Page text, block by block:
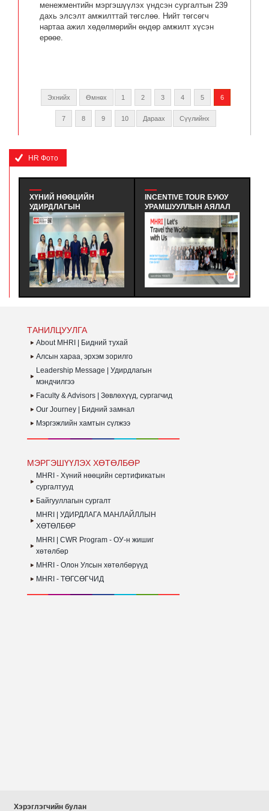
менежментийн мэргэшүүлэх үндсэн сургалтын 239
дахь элсэлт амжилттай төгслөө. Нийт төгсөгч
нартаа ажил хөдөлмөрийн өндөр амжилт хүсэн
ерөөе.
Эхнийх Өмнөх 1 2 3 4 5 6
7 8 9 10 Дараах Сүүлийнх
HR Фото
INCENTIVE TOUR БУЮУ
УРАМШУУЛЛЫН АЯЛАЛ
ГЭЖ ЮУ ВЭ? - INCENTIVE
TOUR ГЭДЭГ НЬ
АЖИЛЧИД, БИЗНЕС
ТҮНШҮҮД ЭСВЭЛ
ҮЙЛЧЛҮҮЛЭГЧДЭД УРАМ
ЗОРИГ ӨГӨХ, ТЭДНИЙ
ГҮЙЦЭТГЭЛИЙГ ҮНЭЛЭХ
ЗОРИЛГООР ЗОХИОН
MHRI: ISO TRAINING 2024 |
KOREA ECONOMY
CERTIFICATION
REGISTRAR - БНСУ-Н
ЭДИЙН ЗАСГИЙН
ГЭРЧИЛГЭЭЖҮҮЛЭХ
ЗӨВЛӨЛИЙН
МЭРГЭШҮҮЛЭХ ТУСГАЙ
ХӨТӨЛБӨРТ ЗОЧИН
ТӨЛӨӨЛӨГЧӨӨР
ТАНИЛЦУУЛГА
About MHRI | Бидний тухай
Алсын хараа, эрхэм зорилго
Leadership Message | Удирдлагын
мэндчилгээ
Faculty & Advisors | Зөвлөхүүд, сургагчид
Our Journey | Бидний замнал
Мэргэжлийн хамтын сүлжээ
МЭРГЭШҮҮЛЭХ ХӨТӨЛБӨР
MHRI - Хүний нөөцийн сертификатын
сургалтууд
Байгууллагын сургалт
MHRI | УДИРДЛАГА МАНЛАЙЛЛЫН
ХӨТӨЛБӨР
MHRI | CWR Program - ОУ-н жишиг
хөтөлбөр
MHRI - Олон Улсын хөтөлбөрүүд
MHRI - ТӨГСӨГЧИД
Хэрэглэгчийн булан